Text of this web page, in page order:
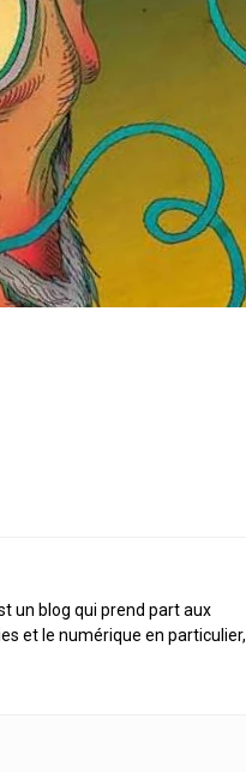
un blog qui prend part aux
et le numérique en particulier,